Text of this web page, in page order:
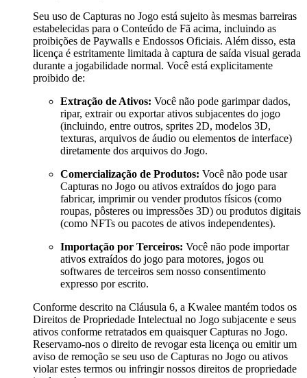
Seu uso de Capturas no Jogo está sujeito às mesmas barreiras
estabelecidas para o Conteúdo de Fã acima, incluindo as
proibições de Paywalls e Endossos Oficiais. Além disso, esta
licença é estritamente limitada à captura de saída visual gerada
durante a jogabilidade normal. Você está explicitamente
proibido de:
Extração de Ativos: Você não pode garimpar dados,
ripar, extrair ou exportar ativos subjacentes do jogo
(incluindo, entre outros, sprites 2D, modelos 3D,
texturas, arquivos de áudio ou elementos de interface)
diretamente dos arquivos do Jogo.
Comercialização de Produtos: Você não pode usar
Capturas no Jogo ou ativos extraídos do jogo para
fabricar, imprimir ou vender produtos físicos (como
roupas, pôsteres ou impressões 3D) ou produtos digitais
(como NFTs ou pacotes de ativos independentes).
Importação por Terceiros: Você não pode importar
ativos extraídos do jogo para motores, jogos ou
softwares de terceiros sem nosso consentimento
expresso por escrito.
Conforme descrito na Cláusula 6, a Kwalee mantém todos os
Direitos de Propriedade Intelectual no Jogo subjacente e seus
ativos conforme retratados em quaisquer Capturas no Jogo.
Reservamo-nos o direito de revogar esta licença ou emitir um
aviso de remoção se seu uso de Capturas no Jogo ou ativos
violar estes termos ou infringir nossos direitos de propriedade